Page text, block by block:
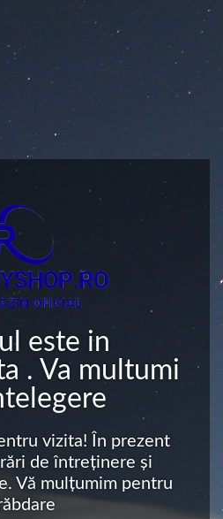
este in
. Va multumi
vizita! În prezent
de întreținere și
Vă mulțumim pentru